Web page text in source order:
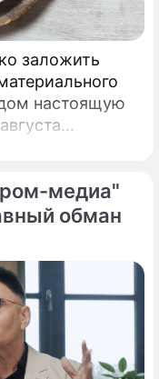
заложить
настоящую
матери
медиа"
обман